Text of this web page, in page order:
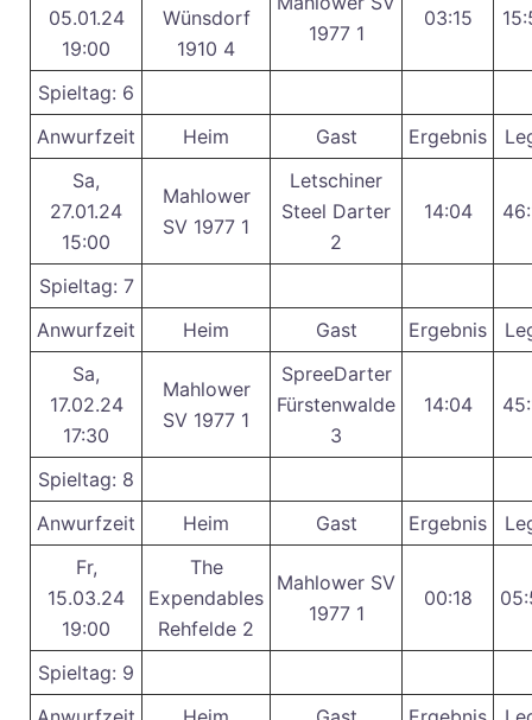
05.01.24
19:00
Wünsdorf
1910 4
1977 1
03:15
Spieltag: 6
Anwurfzeit
Heim Gast Ergebnis
Sa,
27.01.24
15:00
Mahlower
SV 1977 1
Letschiner
Steel Darter
2
14:04
Spieltag: 7
Anwurfzeit
Heim Gast Ergebnis
Sa,
17.02.24
17:30
Mahlower
SV 1977 1
SpreeDarter
Fürstenwalde
3
14:04
Spieltag: 8
Anwurfzeit
Heim Gast Ergebnis
Fr,
15.03.24
19:00
The
Expendables
Rehfelde 2
Mahlower SV
1977 1
00:18
Spieltag: 9